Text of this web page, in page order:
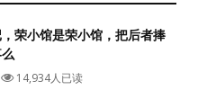
荣小馆是荣小馆，把后者捧
14,934人已读